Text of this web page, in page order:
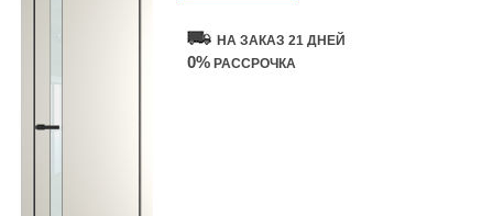
НА ЗАКАЗ 21 ДНЕЙ
0% РАССРОЧКА